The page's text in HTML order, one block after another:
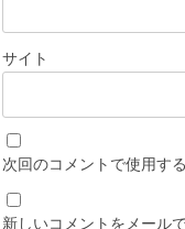
サイト
次回のコメントで使用す
新しいコメントをメール